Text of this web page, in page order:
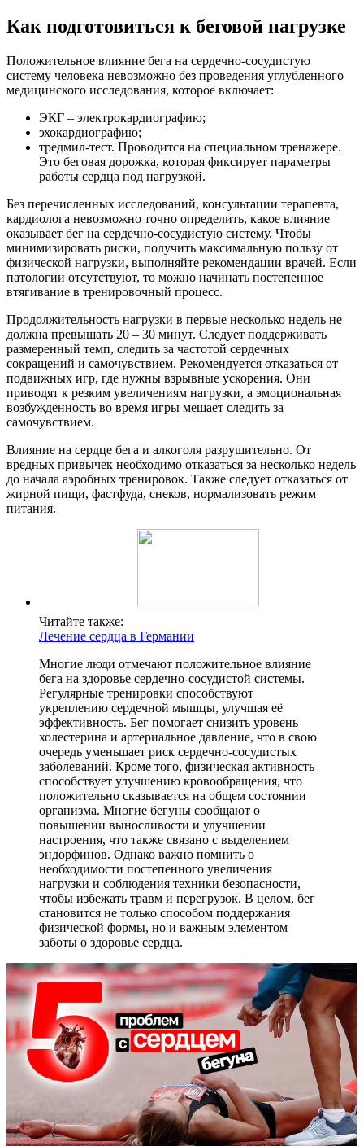
Как подготовиться к беговой нагрузке
Положительное влияние бега на сердечно-сосудистую
систему человека невозможно без проведения углубленного
медицинского исследования, которое включает:
ЭКГ – электрокардиографию;
эхокардиографию;
тредмил-тест. Проводится на специальном тренажере.
Это беговая дорожка, которая фиксирует параметры
работы сердца под нагрузкой.
Без перечисленных исследований, консультации терапевта,
кардиолога невозможно точно определить, какое влияние
оказывает бег на сердечно-сосудистую систему. Чтобы
минимизировать риски, получить максимальную пользу от
физической нагрузки, выполняйте рекомендации врачей. Если
патологии отсутствуют, то можно начинать постепенное
втягивание в тренировочный процесс.
Продолжительность нагрузки в первые несколько недель не
должна превышать 20 – 30 минут. Следует поддерживать
размеренный темп, следить за частотой сердечных
сокращений и самочувствием. Рекомендуется отказаться от
подвижных игр, где нужны взрывные ускорения. Они
приводят к резким увеличениям нагрузки, а эмоциональная
возбужденность во время игры мешает следить за
самочувствием.
Влияние на сердце бега и алкоголя разрушительно. От
вредных привычек необходимо отказаться за несколько недель
до начала аэробных тренировок. Также следует отказаться от
жирной пищи, фастфуда, снеков, нормализовать режим
питания.
Читайте также:
Лечение сердца в Германии
Многие люди отмечают положительное влияние
бега на здоровье сердечно-сосудистой системы.
Регулярные тренировки способствуют
укреплению сердечной мышцы, улучшая её
эффективность. Бег помогает снизить уровень
холестерина и артериальное давление, что в свою
очередь уменьшает риск сердечно-сосудистых
заболеваний. Кроме того, физическая активность
способствует улучшению кровообращения, что
положительно сказывается на общем состоянии
организма. Многие бегуны сообщают о
повышении выносливости и улучшении
настроения, что также связано с выделением
эндорфинов. Однако важно помнить о
необходимости постепенного увеличения
нагрузки и соблюдения техники безопасности,
чтобы избежать травм и перегрузок. В целом, бег
становится не только способом поддержания
физической формы, но и важным элементом
заботы о здоровье сердца.